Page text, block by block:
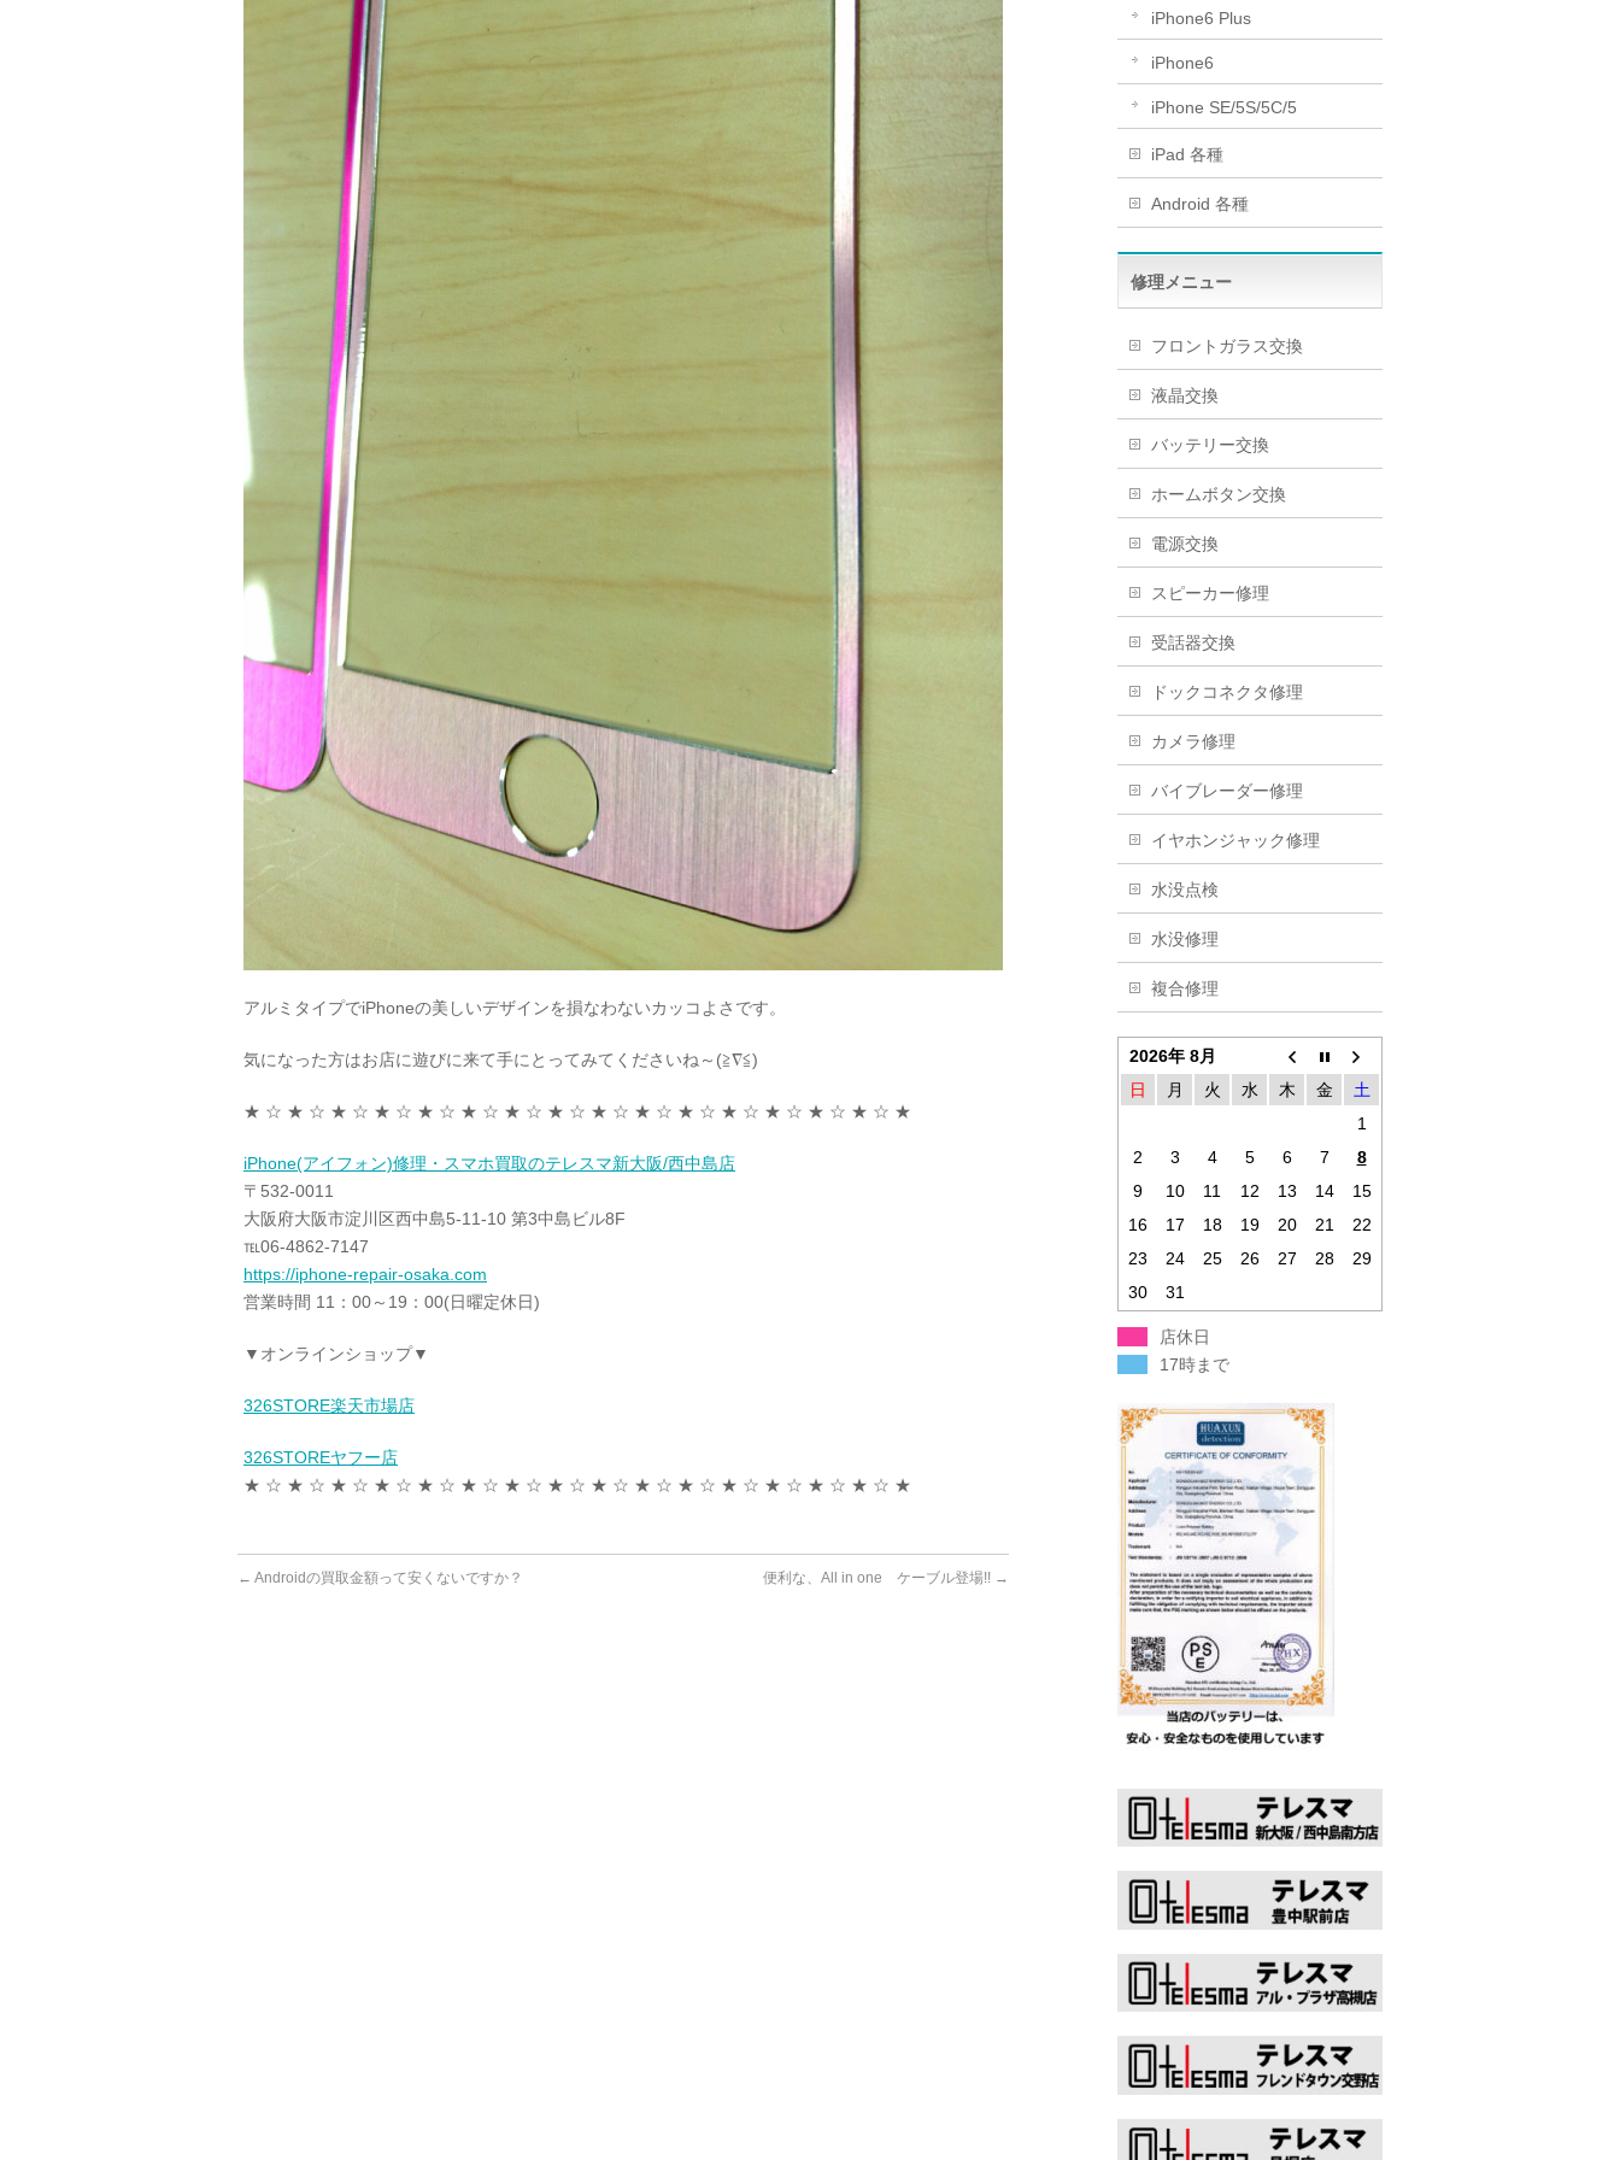
アルミタイプでiPhoneの美しいデザインを損なわないカッコよさです。
気になった方はお店に遊びに来て手にとってみてくださいね～(≧∇≦)
★ ☆ ★ ☆ ★ ☆ ★ ☆ ★ ☆ ★ ☆ ★ ☆ ★ ☆ ★ ☆ ★ ☆ ★ ☆ ★ ☆ ★ ☆ ★ ☆ ★ ☆ ★
iPhone(アイフォン)修理・スマホ買取のテレスマ新大阪/西中島店
〒532-0011
大阪府大阪市淀川区西中島5-11-10 第3中島ビル8F
℡06-4862-7147
https://iphone-repair-osaka.com
営業時間 11：00～19：00(日曜定休日)
▼オンラインショップ▼
326STORE楽天市場店
326STOREヤフー店
★ ☆ ★ ☆ ★ ☆ ★ ☆ ★ ☆ ★ ☆ ★ ☆ ★ ☆ ★ ☆ ★ ☆ ★ ☆ ★ ☆ ★ ☆ ★ ☆ ★ ☆ ★
← Androidの買取金額って安くないですか？ 便利な、All in one ケーブル登場!! →
iPhone6 Plus
iPhone6
iPhone SE/5S/5C/5
iPad 各種
Android 各種
修理メニュー
フロントガラス交換
液晶交換
バッテリー交換
ホームボタン交換
電源交換
スピーカー修理
受話器交換
ドックコネクタ修理
カメラ修理
バイブレーダー修理
イヤホンジャック修理
水没点検
水没修理
複合修理
2026年 8月
日
月 火 水 木 金
土
1
2
3 4 5 6 7
8
9
10 11 12 13 14
15
16
17 18 19 20 21
22
23
24 25 26 27 28
29
30
31
店休日
17時まで